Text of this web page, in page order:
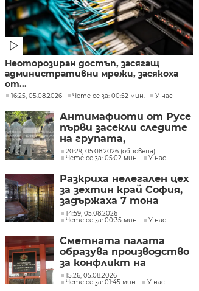
Неоторозиран достъп, засягащ
административни мрежи, засякоха
от...
16:25, 05.08.2026 Чете се за: 00:52 мин. У нас
Антимафиоти от Русе
първи засекли следите
на групата,
произвеждала
фентанил в София
20:29, 05.08.2026 (обновена)
Чете се за: 05:02 мин.
У нас
Разкриха нелегален цех
за зехтин край София,
задържаха 7 тона
продукт без марка
14:59, 05.08.2026
Чете се за: 00:35 мин.
У нас
Сметната палата
образува производство
за конфликт на
интереси при Делян
Пеевски
15:26, 05.08.2026
Чете се за: 01:45 мин.
У нас